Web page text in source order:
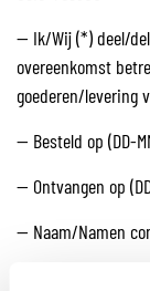
— Ik/Wij (*) deel/
overeenkomst
goederen/levering
— Besteld op (DD-
— Ontvangen op
— Naam/Namen